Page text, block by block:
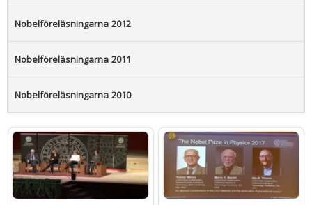
Nobelföreläsningarna 2012
Nobelföreläsningarna 2011
Nobelföreläsningarna 2010